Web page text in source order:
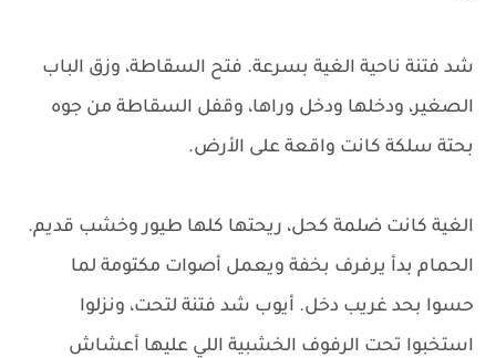
شد فتنة ناحية الغية بسرعة. فتح السقاطة، وزق الباب
الصغير، ودخلها ودخل وراها، وقفل السقاطة من جوه
بحتة سلكة كانت واقعة على الأرض.
الغية كانت ضلمة كحل، ريحتها كلها طيور وخشب قديم.
الحمام بدأ يرفرف بخفة ويعمل أصوات مكتومة لما
حسوا بحد غريب دخل. أيوب شد فتنة لتحت، ونزلوا
استخبوا تحت الرفوف الخشبية اللي عليها أعشاش